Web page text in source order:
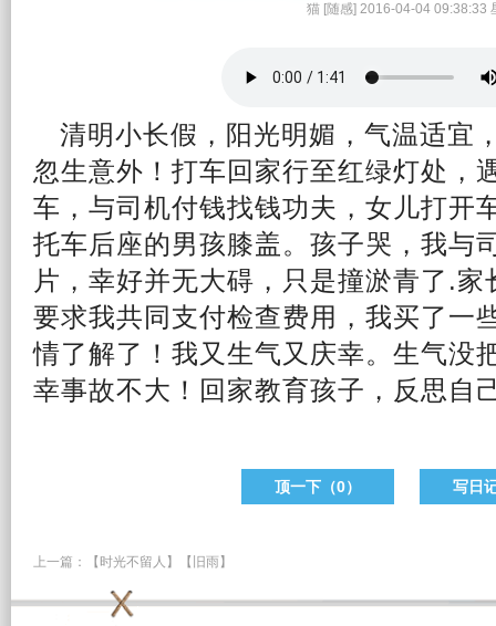
猫 [随感] 2016-04-04 09:38:33
清明小长假， 阳光明媚，气温适宜
忽生意外！打车 回家行至红绿灯处，
车，与司机付钱找钱功夫，女儿打开
托车后座的男孩膝盖。孩子哭，我与
片，幸好并无大碍，只是撞淤青了.
要求我共同支付检查费用，我买了一
情了解了！我又 生气又庆幸。生气没
幸事故不大！回家教育孩子，反思 自
顶一下（0） 写日
上一篇： 【时光不留人】【旧雨】